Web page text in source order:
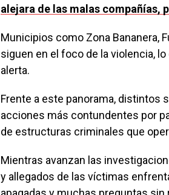
alejara de las malas compañías,
Municipios como Zona Bananera,
siguen en el foco de la violencia,
alerta.
Frente a este panorama, distintos
acciones más contundentes por
de estructuras criminales que
Mientras avanzan las
y allegados de las víctimas